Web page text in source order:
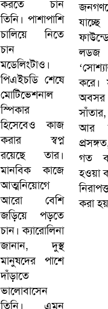
লডজ
করে।
অবসর
আর
গত
হওয়া
করা